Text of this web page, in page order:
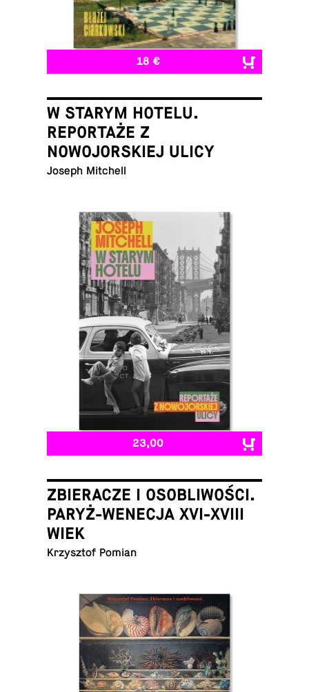
18 €
W STARYM HOTELU.
REPORTAŻE Z
NOWOJORSKIEJ ULICY
Joseph Mitchell
23,00
ZBIERACZE I OSOBLIWOŚCI.
PARYŻ-WENECJA XVI-XVIII
WIEK
Krzysztof Pomian